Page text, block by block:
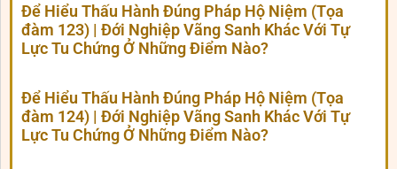
Để Hiểu Thấu Hành Đúng Pháp Hộ Niệm (Tọa
đàm 123) | Đới Nghiệp Vãng Sanh Khác Với Tự
Lực Tu Chứng Ở Những Điểm Nào?
Để Hiểu Thấu Hành Đúng Pháp Hộ Niệm (Tọa
đàm 124) | Đới Nghiệp Vãng Sanh Khác Với Tự
Lực Tu Chứng Ở Những Điểm Nào?